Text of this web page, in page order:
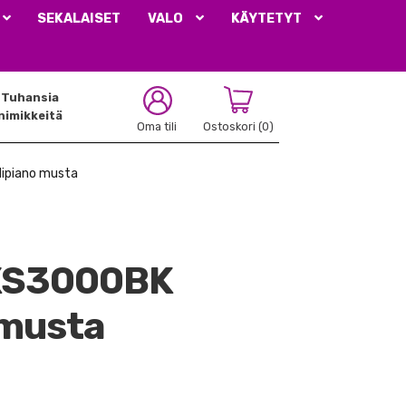
SEKALAISET VALO KÄYTETYT
Oma tili Ostoskori (0)
Tuhansia
musta